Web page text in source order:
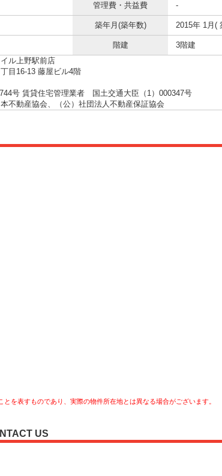
管理費・共益費 -
築年月(築年数) 2015年 1月(
階建 3階建
ル上野駅前店
目16-13 藤屋ビル4階
号 賃貸住宅管理業者 国土交通大臣（1）000347号
本不動産協会、（公）社団法人不動産保証協会
を表すものであり、実際の物件所在地とは異なる場合がございます。
US